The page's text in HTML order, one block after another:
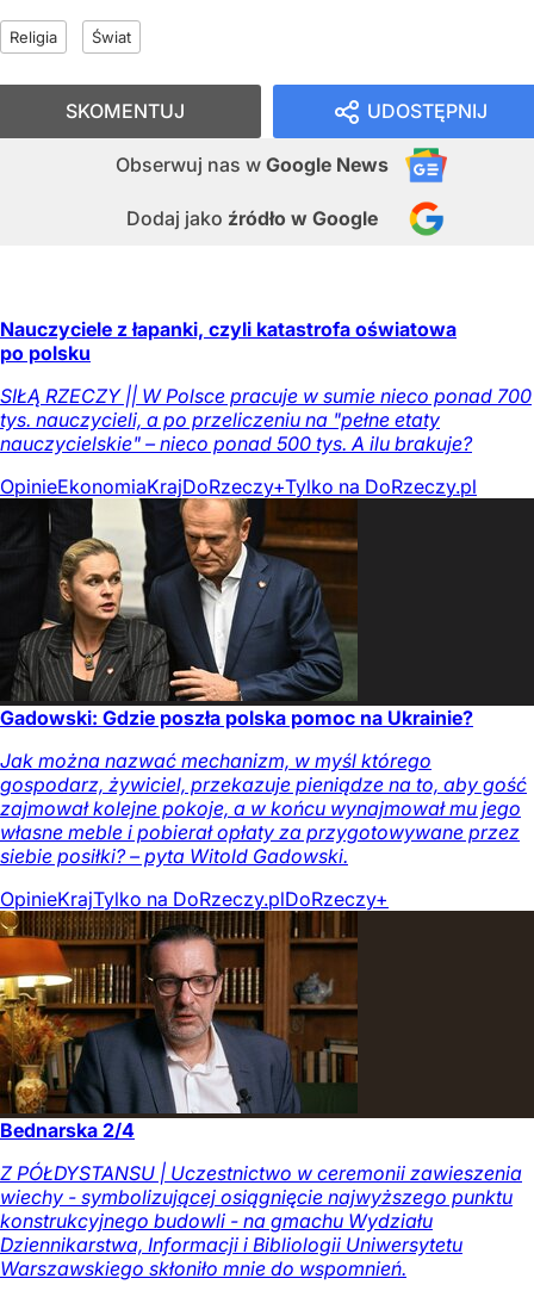
Religia Świat
UDOSTĘPNIJ
Obserwuj nas w Google News
Dodaj jako źródło w Google
SKOMENTUJ
Nauczyciele z łapanki, czyli katastrofa oświatowa
po polsku
SIŁĄ RZECZY || W Polsce pracuje w sumie nieco ponad 700
tys. nauczycieli, a po przeliczeniu na "pełne etaty
nauczycielskie" – nieco ponad 500 tys. A ilu brakuje?
OpinieEkonomiaKrajDoRzeczy+Tylko na DoRzeczy.pl
Gadowski: Gdzie poszła polska pomoc na Ukrainie?
Jak można nazwać mechanizm, w myśl którego
gospodarz, żywiciel, przekazuje pieniądze na to, aby gość
zajmował kolejne pokoje, a w końcu wynajmował mu jego
własne meble i pobierał opłaty za przygotowywane przez
siebie posiłki? – pyta Witold Gadowski.
OpinieKrajTylko na DoRzeczy.plDoRzeczy+
Bednarska 2/4
Z PÓŁDYSTANSU | Uczestnictwo w ceremonii zawieszenia
wiechy - symbolizującej osiągnięcie najwyższego punktu
konstrukcyjnego budowli - na gmachu Wydziału
Dziennikarstwa, Informacji i Bibliologii Uniwersytetu
Warszawskiego skłoniło mnie do wspomnień.